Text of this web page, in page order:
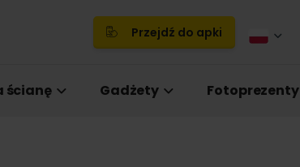
Przejdź do apki
ścianę Gadżety Fotoprezenty